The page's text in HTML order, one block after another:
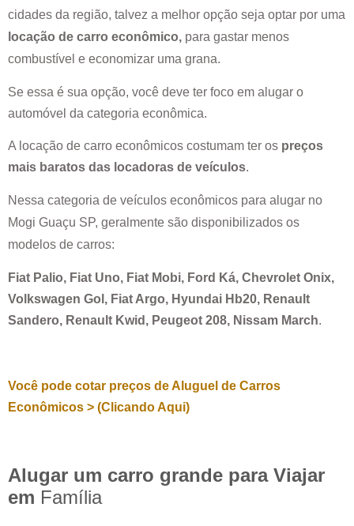
cidades da região, talvez a melhor opção seja optar por uma
locação de carro econômico, para gastar menos
combustível e economizar uma grana.
Se essa é sua opção, você deve ter foco em alugar o
automóvel da categoria econômica.
A locação de carro econômicos costumam ter os preços
mais baratos das locadoras de veículos.
Nessa categoria de veículos econômicos para alugar no
Mogi Guaçu SP, geralmente são disponibilizados os
modelos de carros:
Fiat Palio, Fiat Uno, Fiat Mobi, Ford Ká, Chevrolet Onix,
Volkswagen Gol, Fiat Argo, Hyundai Hb20, Renault
Sandero, Renault Kwid, Peugeot 208, Nissam March.
Você pode cotar preços de Aluguel de Carros
Econômicos > (Clicando Aqui)
Alugar um carro grande para Viajar
em Família